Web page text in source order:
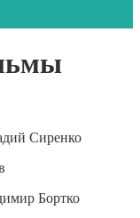
Сиренко
Бортко